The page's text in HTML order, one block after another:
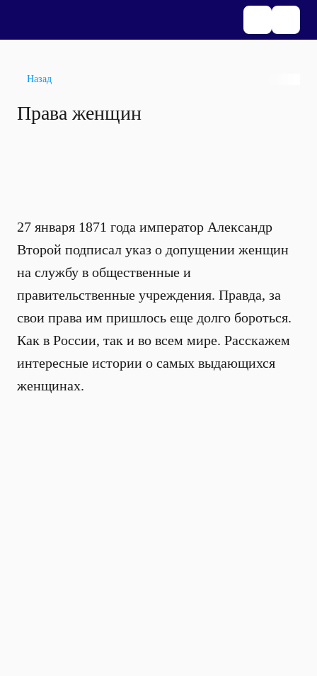
Назад
Права женщин
27 января 1871 года император Александр
Второй подписал указ о допущении женщин
на службу в общественные и
правительственные учреждения. Правда, за
свои права им пришлось еще долго бороться.
Как в России, так и во всем мире. Расскажем
интересные истории о самых выдающихся
женщинах.